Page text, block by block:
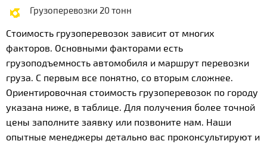
Грузоперевозки 20 тонн
Стоимость грузоперевозок зависит от многих
факторов. Основными факторами есть
грузоподъемность автомобиля и маршрут перевозки
груза. С первым все понятно, со вторым сложнее.
Ориентировочная стоимость грузоперевозок по городу
указана ниже, в таблице. Для получения более точной
цены заполните заявку или позвоните нам. Наши
опытные менеджеры детально вас проконсультируют и